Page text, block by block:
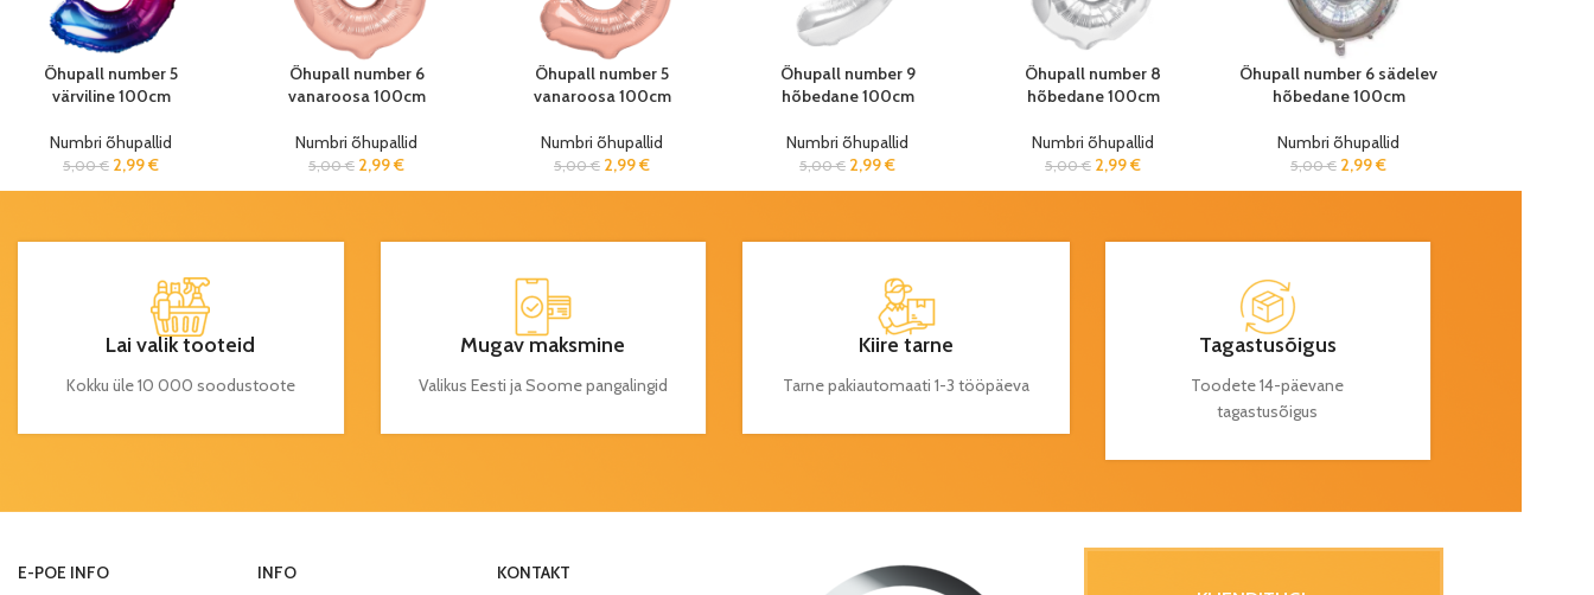
Õhupall number 5
värviline 100cm
Numbri õhupallid
5,00€ 2,99€
Õhupall number 6
vanaroosa 100cm
Numbri õhupallid
5,00€ 2,99€
Õhupall number 5
vanaroosa 100cm
Numbri õhupallid
5,00€ 2,99€
Õhupall number 9
hõbedane 100cm
Numbri õhupallid
5,00€ 2,99€
Õhupall number 8
hõbedane 100cm
Numbri õhupallid
5,00€ 2,99€
Õhupall number 6 sädelev
hõbedane 100cm
Numbri õhupallid
5,00€ 2,99€
Lai valik tooteid
Kokku üle 10 000 soodustoote
Mugav maksmine
Valikus Eesti ja Soome pangalingid
Kiire tarne
Tarne pakiautomaati 1-3 tööpäeva
Tagastusõigus
Toodete 14-päevane
tagastusõigus
E-POE INFO INFO KONTAKT